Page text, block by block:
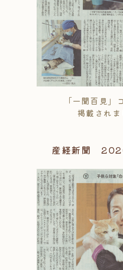
「一聞百見」
掲載されま
産経新聞